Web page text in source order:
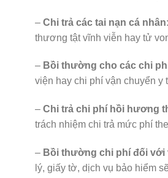
– Chi trả các tai nạn cá nhân
thương tật vĩnh viễn hay tử
– Bồi thường cho các chi
viện hay chi phí vận chuyển y
– Chi trả chi phí hồi hương
trách nhiệm chi trả mức phí
– Bồi thường chi phí đối với
lý, giấy tờ, dịch vụ bảo hiểm